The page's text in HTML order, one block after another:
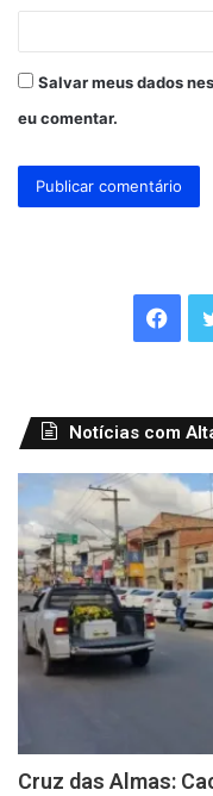
Salvar meus dados
eu comentar.
Notícias com
Cruz das Almas: